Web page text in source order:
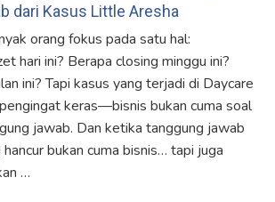
dari Kasus Little Aresha
orang fokus pada satu hal:
hari ini? Berapa closing minggu ini?
ini? Tapi kasus yang terjadi di Daycare
keras—bisnis bukan cuma soal
jawab. Dan ketika tanggung jawab
bukan cuma bisnis… tapi juga
…